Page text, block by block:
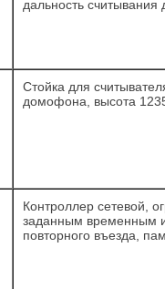
дальность считывания
Стойка для
домофона, высота
Контроллер сетевой,
заданным временным
повторного въезда,